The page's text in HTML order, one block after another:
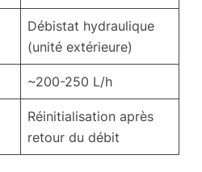
Débistat hydraulique
(unité extérieure)
~200-250 L/h
Réinitialisation après
retour du débit